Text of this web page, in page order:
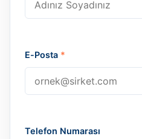
E-Posta *
Telefon Numarası